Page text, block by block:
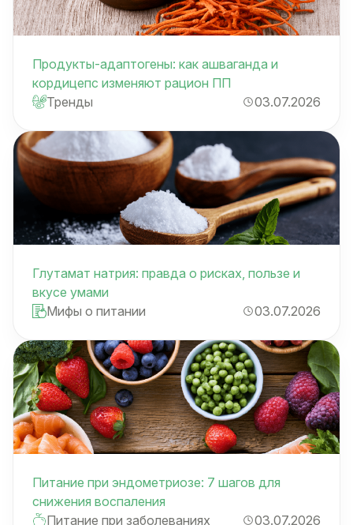
Продукты-адаптогены: как ашваганда и
кордицепс изменяют рацион ПП
Тренды
03.07.2026
Глутамат натрия: правда о рисках, пользе и
вкусе умами
Мифы о питании
03.07.2026
Питание при эндометриозе: 7 шагов для
снижения воспаления
Питание при заболеваниях
03.07.2026